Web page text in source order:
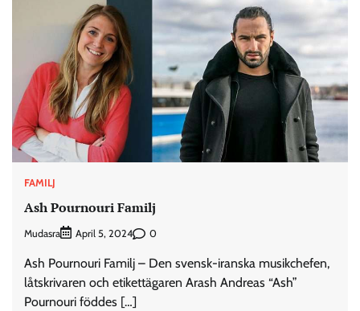
FAMILJ
Ash Pournouri Familj
Mudasra April 5, 2024 0
Ash Pournouri Familj – Den svensk-iranska musikchefen,
låtskrivaren och etikettägaren Arash Andreas “Ash”
Pournouri föddes […]